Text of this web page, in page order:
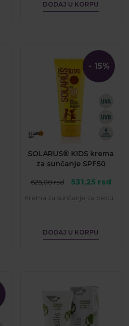
DODAJ U KORPU
- 15%
SOLARUS® KIDS krema
za sunčanje SPF50
625,00rsd
Originalna
je
531,25 rsd
je:
Krema za sunčanje za decu...
DODAJ U KORPU